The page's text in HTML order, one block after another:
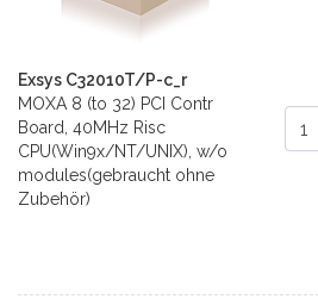
Exsys C32010T/P-c_r
MOXA 8 (to 32) PCI Contr
Board, 40MHz Risc
CPU(Win9x/NT/UNIX), w/o
modules(gebraucht ohne
Zubehör)